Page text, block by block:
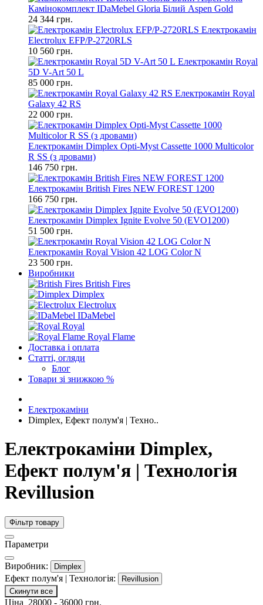
Камінокомплект IDaMebel Gloria Білий Aspen Gold
24 344 грн.
Електрокамін
Electrolux EFP/P-2720RLS
10 560 грн.
Електрокамін Royal
5D V-Art 50 L
85 000 грн.
Електрокамін Royal
Galaxy 42 RS
22 000 грн.
Електрокамін Dimplex Opti-Myst Cassette 1000 Multicolor
R SS (з дровами)
146 750 грн.
Електрокамін British Fires NEW FOREST 1200
166 750 грн.
Електрокамін Dimplex Ignite Evolve 50 (EVO1200)
51 500 грн.
Електрокамін Royal Vision 42 LOG Color N
23 500 грн.
Виробники
British Fires
Dimplex
Electrolux
IDaMebel
Royal
Royal Flame
Доставка і оплата
Статті, огляди
Блог
Товари зі знижкою %
Електрокаміни
Dimplex, Ефект полум'я | Техно..
Електрокаміни Dimplex,
Ефект полум'я | Технологія
Revillusion
Фільтр товару
Параметри
Виробник: Dimplex
Ефект полум'я | Технологія:
Revillusion
Скинути все
Ціна 28000 - 36000 грн.